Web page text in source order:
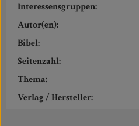
Interessensgruppen:
Autor(en):
Bibel:
Seitenzahl:
Thema:
Verlag / Hersteller: